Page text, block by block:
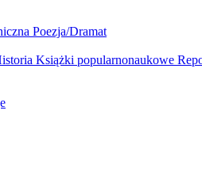
Poezja/Dramat
Książki popularnonaukowe